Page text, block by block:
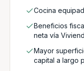
Cocina
Beneficios
neta vía
Mayor
capital a largo